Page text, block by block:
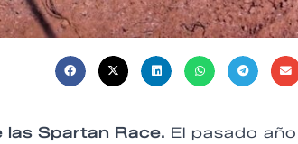
las Spartan Race. El pasado año